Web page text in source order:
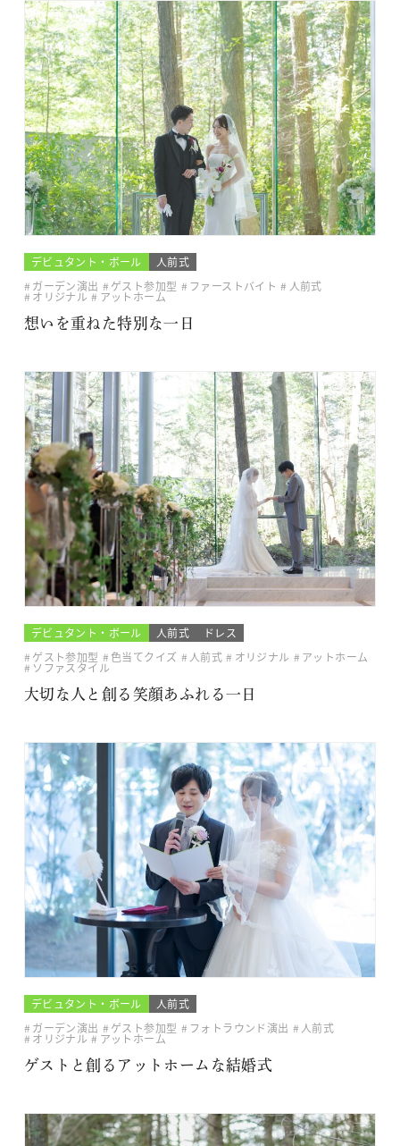
デビュタント・ボール
人前式
ガーデン演出
ゲスト参加型 ファーストバイト 人前式
オリジナル
アットホーム
想いを重ねた特別な一日
デビュタント・ボール 人前式
ドレス
ゲスト参加型
色当てクイズ 人前式 オリジナル アットホーム
ソファスタイル
大切な人と創る笑顔あふれる一日
デビュタント・ボール
人前式
ガーデン演出
ゲスト参加型 フォトラウンド演出 人前式
オリジナル
アットホーム
ゲストと創るアットホームな結婚式